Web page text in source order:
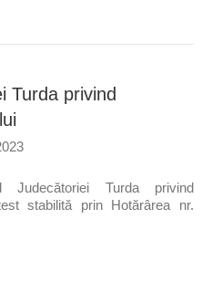
Turda privind
Judecătoriei Turda privind
stabilită prin Hotărârea nr.